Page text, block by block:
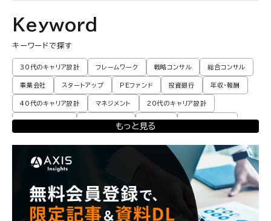
Keyword
キーワードで探す
30代のキャリア設計 フレームワーク 戦略コンサル 総合コンサル
事業会社 スタートアップ PEファンド 投資銀行 年収・報酬
40代のキャリア設計 マネジメント 20代のキャリア設計
転職体験談・実例 プロモーション 業界動向 コンサル現場論
エンジニア 調査レポート 独立・フリーランス
パートナー
コンサル現場論 経営企画・事業企画 メンタルケア
パラレルキャリア ワークライフバランス 移住・二拠点生活 AI活用
もっと見る